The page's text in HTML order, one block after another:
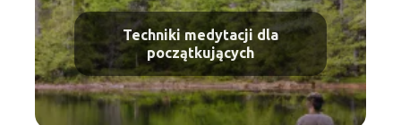
Techniki medytacji dla
początkujących